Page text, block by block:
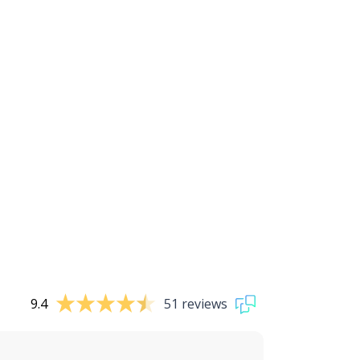
9.4 51 reviews